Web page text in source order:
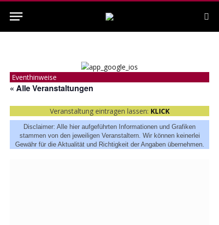
Eventhinweise
« Alle Veranstaltungen
Veranstaltung eintragen lassen: KLICK
Disclaimer: Alle hier aufgeführten Informationen und Grafiken
stammen von den jeweiligen Veranstaltern. Wir können keinerlei
Gewähr für die Aktualität und Richtigkeit der Angaben übernehmen.